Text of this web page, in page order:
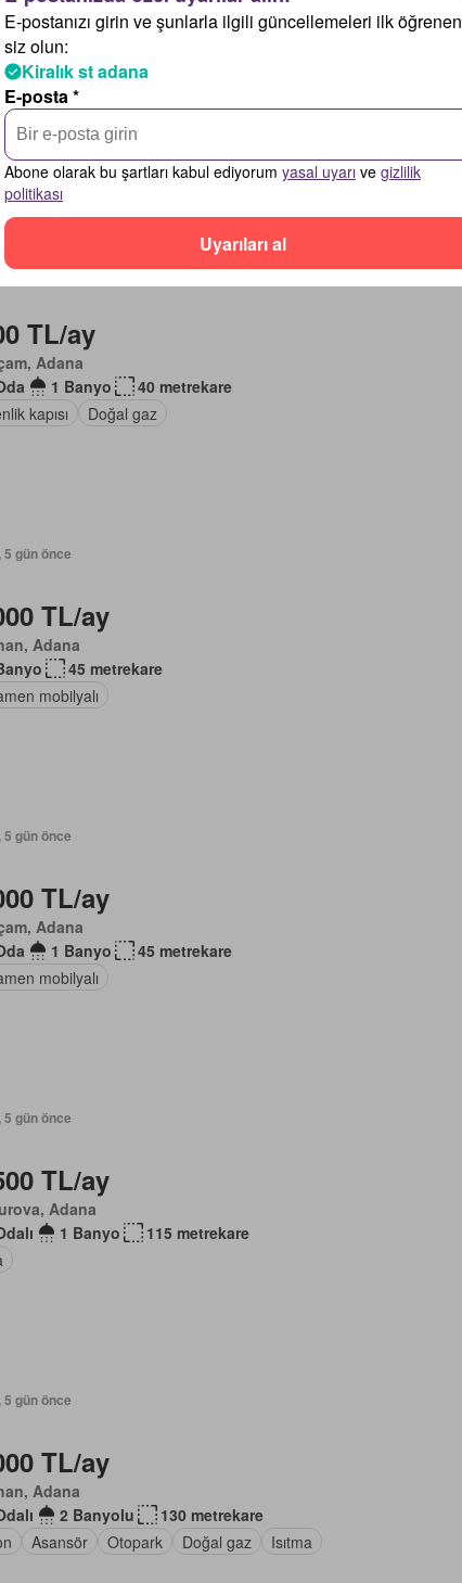
TL/ay
Adana
2 Banyolu
50 metrekare
Klima Tamamen mobilyalı
5 gün önce
TL/ay
Adana
1 Banyo
40 metrekare
kapısı
Doğal gaz
5 gün önce
TL/ay
Adana
45 metrekare
mobilyalı
5 gün önce
TL/ay
Adana
1 Banyo
45 metrekare
mobilyalı
5 gün önce
TL/ay
Adana
1 Banyo
115 metrekare
5 gün önce
TL/ay
Adana
2 Banyolu
130 metrekare
Asansör Otopark Doğal gaz Isıtma
E-postanızı girin ve şunlarla ilgili güncellemeleri ilk öğrenen
siz olun:
Kiralık st adana
E-posta *
Abone olarak bu şartları kabul ediyorum yasal uyarı ve gizlilik
politikası
Uyarıları al